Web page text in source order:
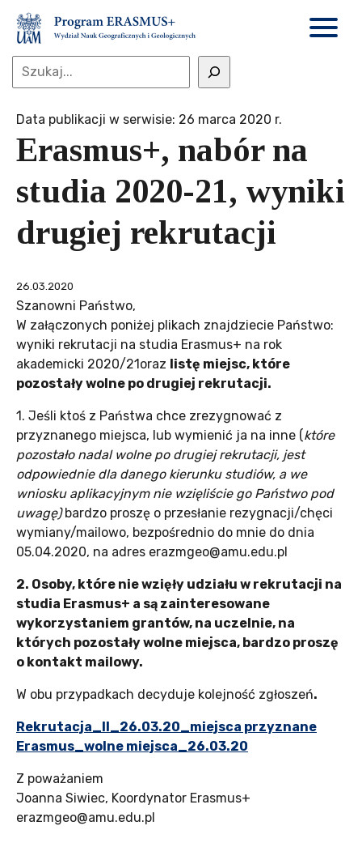
Data publikacji w serwisie: 26 marca 2020 r.
Erasmus+, nabór na
studia 2020-21, wyniki
drugiej rekrutacji
26.03.2020
Szanowni Państwo,
W załączonych poniżej plikach znajdziecie Państwo:
wyniki rekrutacji na studia Erasmus+ na rok
akademicki 2020/21oraz listę miejsc, które
pozostały wolne po drugiej rekrutacji.
1. Jeśli ktoś z Państwa chce zrezygnować z
przyznanego miejsca, lub wymienić ja na inne (które
pozostało nadal wolne po drugiej rekrutacji, jest
odpowiednie dla danego kierunku studiów, a we
wniosku aplikacyjnym nie wzięliście go Państwo pod
uwagę)bardzo proszę o przesłanie rezygnacji/chęci
wymiany/mailowo, bezpośrednio do mnie do dnia
05.04.2020, na adres erazmgeo@amu.edu.pl
2. Osoby, które nie wzięły udziału w rekrutacji na
studia Erasmus+ a są zainteresowane
wykorzystaniem grantów, na uczelnie, na
których pozostały wolne miejsca, bardzo proszę
o kontakt mailowy.
W obu przypadkach decyduje kolejność zgłoszeń.
Rekrutacja_II_26.03.20_miejsca przyznane
Erasmus_wolne miejsca_26.03.20
Z poważaniem
Joanna Siwiec, Koordynator Erasmus+
erazmgeo@amu.edu.pl